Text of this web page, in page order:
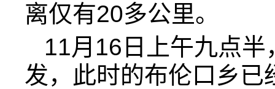
离仅有20多公里。
11月16日上午九点
发，此时的布伦口乡已